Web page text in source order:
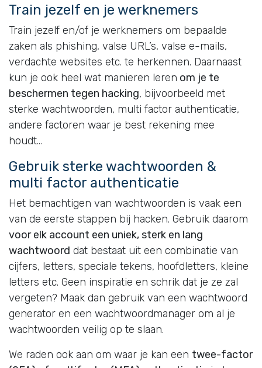
Train jezelf en je werknemers
Train jezelf en/of je werknemers om bepaalde
zaken als phishing, valse URL’s, valse e-mails,
verdachte websites etc. te herkennen. Daarnaast
kun je ook heel wat manieren leren om je te
beschermen tegen hacking, bijvoorbeeld met
sterke wachtwoorden, multi factor authenticatie,
andere factoren waar je best rekening mee
houdt…
Gebruik sterke wachtwoorden &
multi factor authenticatie
Het bemachtigen van wachtwoorden is vaak een
van de eerste stappen bij hacken. Gebruik daarom
voor elk account een uniek, sterk en lang
wachtwoord dat bestaat uit een combinatie van
cijfers, letters, speciale tekens, hoofdletters, kleine
letters etc. Geen inspiratie en schrik dat je ze zal
vergeten? Maak dan gebruik van een wachtwoord
generator en een wachtwoordmanager om al je
wachtwoorden veilig op te slaan.
We raden ook aan om waar je kan een twee-factor